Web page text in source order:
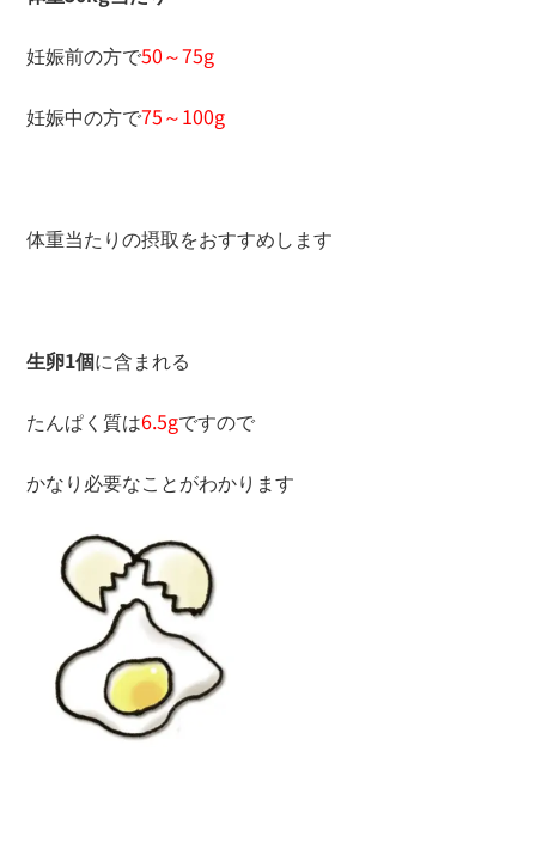
妊娠前の方で50～75g
妊娠中の方で75～100g
体重当たりの摂取をおすすめします
生卵1個に含まれる
たんぱく質は6.5gですので
かなり必要なことがわかります